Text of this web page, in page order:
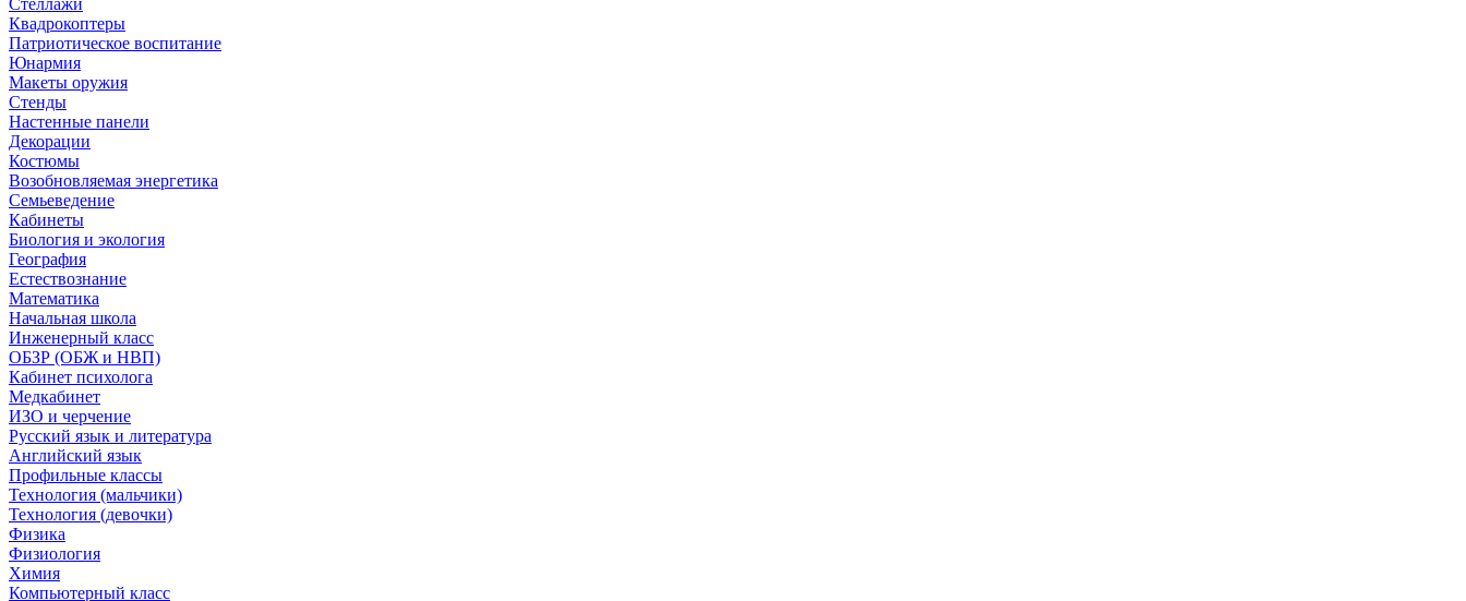
Стеллажи
Квадрокоптеры
Патриотическое воспитание
Юнармия
Макеты оружия
Стенды
Настенные панели
Декорации
Костюмы
Возобновляемая энергетика
Семьеведение
Кабинеты
Биология и экология
География
Естествознание
Математика
Начальная школа
Инженерный класс
ОБЗР (ОБЖ и НВП)
Кабинет психолога
Медкабинет
ИЗО и черчение
Русский язык и литература
Английский язык
Профильные классы
Технология (мальчики)
Технология (девочки)
Физика
Физиология
Химия
Компьютерный класс